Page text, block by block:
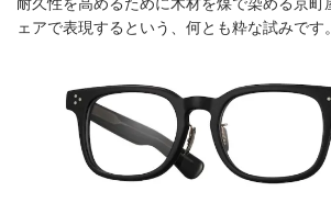
ェアで表現するという、何とも粋な試みです。